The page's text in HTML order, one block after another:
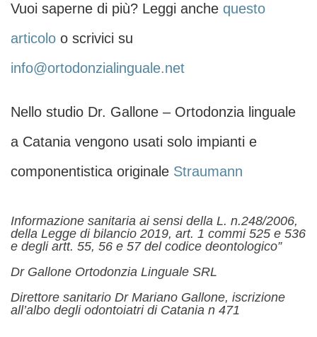
Vuoi saperne di più? Leggi anche questo
articolo o scrivici su
info@ortodonzialinguale.net
Nello studio Dr. Gallone – Ortodonzia linguale
a Catania vengono usati solo impianti e
componentistica originale Straumann
Informazione sanitaria ai sensi della L. n.248/2006,
della Legge di bilancio 2019, art. 1 commi 525 e 536
e degli artt. 55, 56 e 57 del codice deontologico”
Dr Gallone Ortodonzia Linguale SRL
Direttore sanitario Dr Mariano Gallone, iscrizione
all’albo degli odontoiatri di Catania n 471